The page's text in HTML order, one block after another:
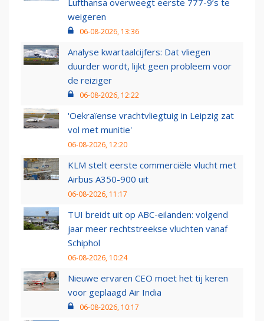
Lufthansa overweegt eerste 777-9’s te
weigeren
06-08-2026, 13:36
Analyse kwartaalcijfers: Dat vliegen
duurder wordt, lijkt geen probleem voor
de reiziger
06-08-2026, 12:22
'Oekraïense vrachtvliegtuig in Leipzig zat
vol met munitie'
06-08-2026, 12:20
KLM stelt eerste commerciële vlucht met
Airbus A350-900 uit
06-08-2026, 11:17
TUI breidt uit op ABC-eilanden: volgend
jaar meer rechtstreekse vluchten vanaf
Schiphol
06-08-2026, 10:24
Nieuwe ervaren CEO moet het tij keren
voor geplaagd Air India
06-08-2026, 10:17